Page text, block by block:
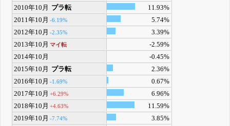
2010年10月
プラ転
11.93%
2011年10月 -6.19%
5.74%
2012年10月 -2.35%
3.39%
2013年10月 マイ転
-2.59%
2014年10月
-0.45%
2015年10月
プラ転
2.36%
2016年10月 -1.69%
0.67%
2017年10月 +6.29%
6.96%
2018年10月 +4.63%
11.59%
2019年10月 -7.74% 3.85%